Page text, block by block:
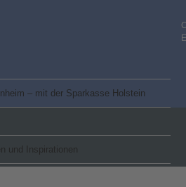
– mit der Sparkasse Holstein
und Inspirationen